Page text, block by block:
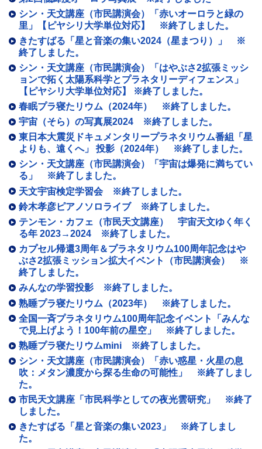
シン・天文講座（市民講演会）「赤いオーロラと緑の
里」【ピヤシリ大学単位対応】 ※終了しました。
きたすばる「星と音楽の集い2024（星まつり）」 ※
終了しました。
シン・天文講座（市民講演会）「はやぶさ2拡張ミッシ
ョンで拓く太陽系科学とプラネタリーディフェンス」
【ピヤシリ大学単位対応】 ※終了しました。
春眠プラ寝たリウム（2024年） ※終了しました。
宇宙（そら）の写真展2024 ※終了しました。
東日本大震災ドキュメンタリープラネタリウム番組「星
よりも、遠くへ」 投影（2024年） ※終了しました。
シン・天文講座（市民講演会）「宇宙は爆発に満ちてい
る」 ※終了しました。
天文宇宙検定学習会 ※終了しました。
鈴木孝彦ピアノソロライブ ※終了しました。
テンモン・カフェ（市民天文講座） 宇宙天文ゆく年く
る年 2023→2024 ※終了しました。
カプセル帰還3周年＆プラネタリウム100周年記念はや
ぶさ2拡張ミッション拡大イベント（市民講演会） ※
終了しました。
みんなの学習投影 ※終了しました。
熟睡プラ寝たリウム（2023年） ※終了しました。
全国一斉プラネタリウム100周年記念イベント「みんな
で見上げよう！100年前の星空」 ※終了しました。
熟睡プラ寝たリウムmini ※終了しました。
シン・天文講座（市民講演会）「赤い惑星・火星の息
吹：メタン濃度から探る生命の可能性」 ※終了しまし
た。
市民天文講座「市民科学としての夜光雲研究」 ※終了
しました。
きたすばる「星と音楽の集い2023」 ※終了しまし
た。